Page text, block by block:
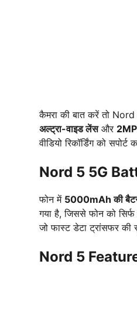
कैमरा की बात करें तो
अल्ट्रा-वाइड लेंसऔर
वीडियो रिकॉर्डिंग को
Nord 5 5G
फोन में 5000mAh की
गया है, जिससे फोन को
जो फास्ट डेटा ट्रांसफर की
Nord 5